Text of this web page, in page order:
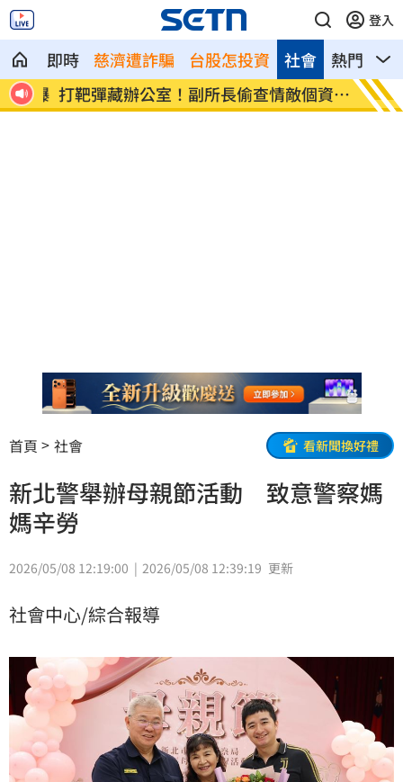
登入
即時 慈濟遭詐騙 台股怎投資 熱門 影
社會
曝 打靶彈藏辦公室！副所長偷查情敵個資被
搜
肥大
首頁 社會 看新聞換好禮
新北警舉辦母親節活動 致意警察媽
媽辛勞
2026/05/08 12:19:00 2026/05/08 12:39:19 更新
社會中心/綜合報導